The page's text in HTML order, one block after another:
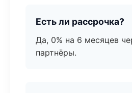
Есть ли рассрочка?
Да, 0% на 6 месяцев
партнёры.